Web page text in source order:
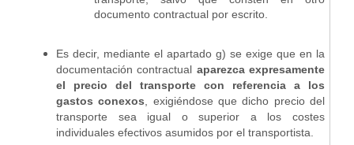
documento contractual por escrito.
Es decir, mediante el apartado g) se exige que en la
documentación contractual aparezca expresamente
el precio del transporte con referencia a los
gastos conexos , exigiéndose que dicho precio del
transporte sea igual o superior a los costes
individuales efectivos asumidos por el transportista.